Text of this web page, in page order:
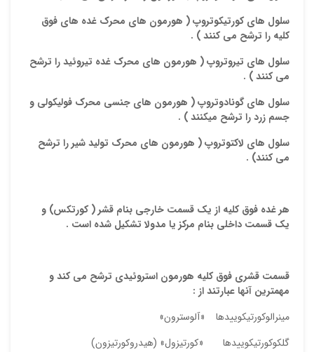
سلول هاي كورتيكوتروپ ( هورمون هاي محرك غده هاي فوق
كليه را ترشح مي كنند ) .
سلول هاي تيروتروپ ( هورمون هاي محرك غده تيروئيد را ترشح
مي كنند ) .
سلول هاي گونادوتروپ ( هورمون هاي جنسي محرك فوليكولي و
جسم زرد را ترشح ميكنند ) .
سلول هاي لاكتوتروپ ( هورمون هاي محرك توليد شير را ترشح
مي كنند) .
هر غده فوق كليه از يك قسمت خارجي بنام قشر ( كورتكس) و
يك قسمت داخلي بنام مركز يا مدولا تشكيل شده است .
قسمت قشري فوق كليه هورمون استروئيدي ترشح مي كند و
مهمترين آنها عبارتند از :
مينرالوكورتيكوييدها «آلوسترون»
گلكوكورتيكوييدها «كورتيزول» (هيدروكورتيزون)